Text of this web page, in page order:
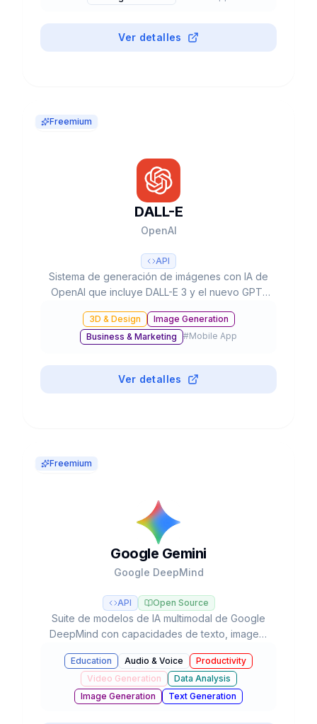
Ver detalles
Freemium
DALL-E
OpenAI
API
Sistema de generación de imágenes con IA de
OpenAI que incluye DALL-E 3 y el nuevo GPT-
edición, inpainting y resolución hasta 4K,
integrado en ChatGPT y disponible vía API.
3D & Design
Image Generation
Business & Marketing
#Mobile App
Ver detalles
Freemium
Google Gemini
Google DeepMind
API Open Source
Suite de modelos de IA multimodal de Google
DeepMind con capacidades de texto, imagen,
ecosistema de Google con agentes autónomos
y razonamiento avanzado.
Education Audio & Voice
Productivity
Video Generation
Data Analysis
Image Generation
Text Generation